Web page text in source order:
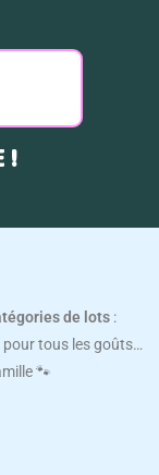
!
de lots:
pour tous les goûts…
🐾